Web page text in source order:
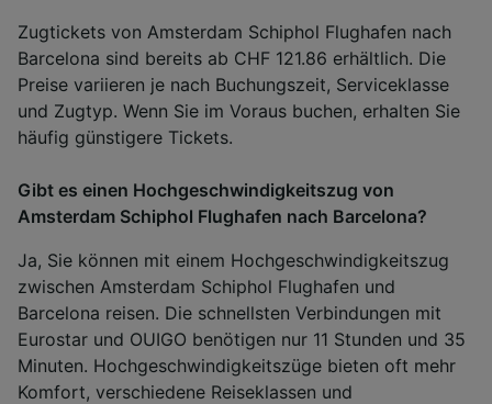
Zugtickets von Amsterdam Schiphol Flughafen nach
Barcelona sind bereits ab CHF 121.86 erhältlich. Die
Preise variieren je nach Buchungszeit, Serviceklasse
und Zugtyp. Wenn Sie im Voraus buchen, erhalten Sie
häufig günstigere Tickets.
Gibt es einen Hochgeschwindigkeitszug von
Amsterdam Schiphol Flughafen nach Barcelona?
Ja, Sie können mit einem Hochgeschwindigkeitszug
zwischen Amsterdam Schiphol Flughafen und
Barcelona reisen. Die schnellsten Verbindungen mit
Eurostar und OUIGO benötigen nur 11 Stunden und 35
Minuten. Hochgeschwindigkeitszüge bieten oft mehr
Komfort, verschiedene Reiseklassen und